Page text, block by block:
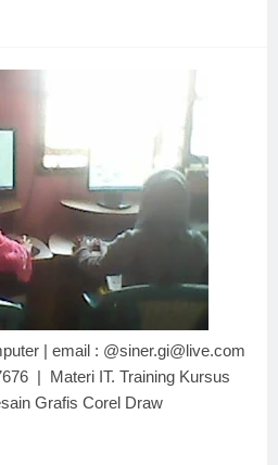
| email : @siner.gi@live.com
| Materi IT. Training Kursus
Grafis Corel Draw